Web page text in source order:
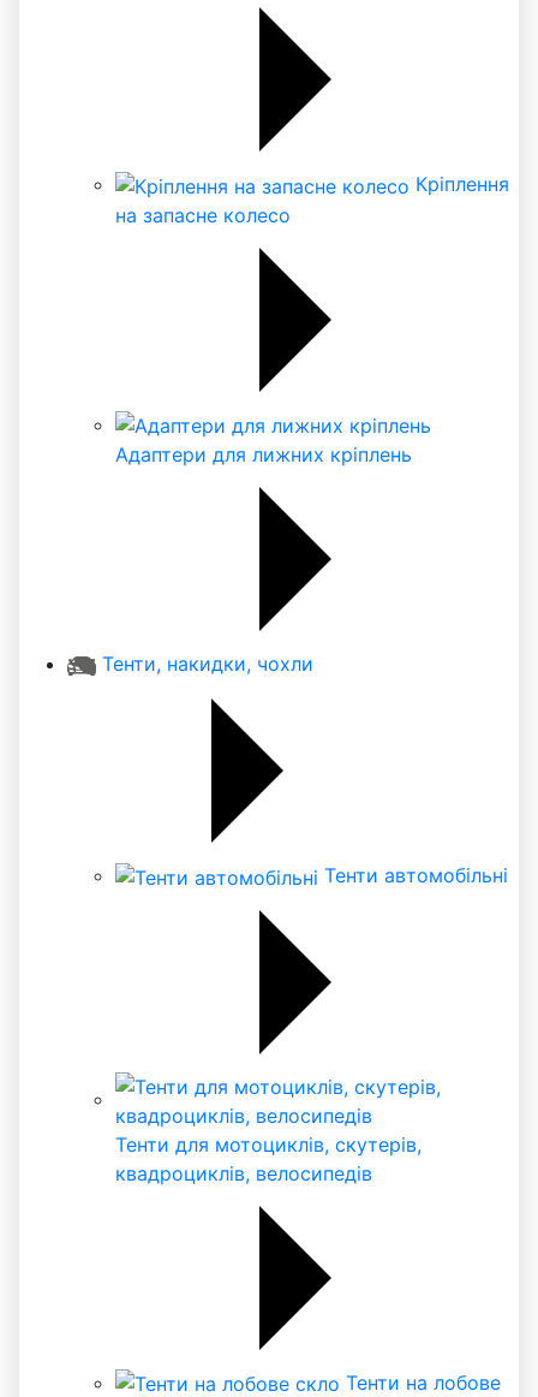
Кріплення
на запасне колесо
Адаптери для лижних кріплень
Тенти, накидки, чохли
Тенти автомобільні
Тенти для мотоциклів, скутерів,
квадроциклів, велосипедів
Тенти на лобове